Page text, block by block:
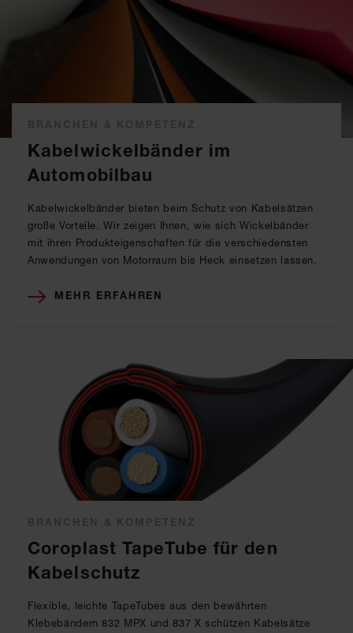
Kabelwickelbänder im
Automobilbau
Kabelwickelbänder bieten beim Schutz von Kabelsätzen
große Vorteile. Wir zeigen Ihnen, wie sich Wickelbänder
mit ihren Produkteigenschaften für die verschiedensten
Anwendungen von Motorraum bis Heck einsetzen lassen.
MEHR ERFAHREN
Coroplast TapeTube für den
Kabelschutz
Flexible, leichte TapeTubes aus den bewährten
Klebebändern 832 MPX und 837 X schützen Kabelsätze